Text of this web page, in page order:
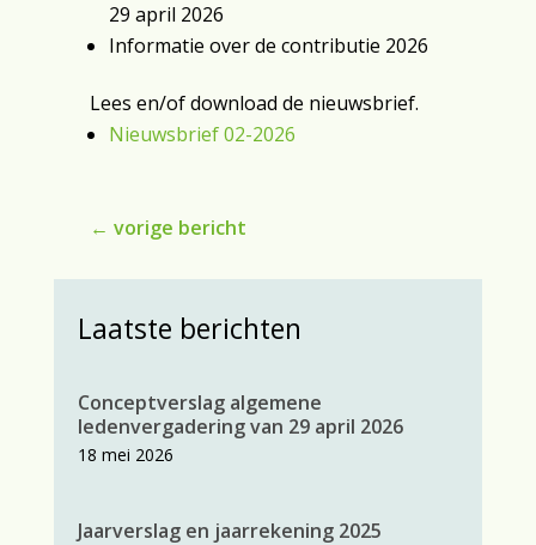
29 april 2026
Informatie over de contributie 2026
Lees en/of download de nieuwsbrief.
Nieuwsbrief 02-2026
← vorige bericht
Laatste berichten
Conceptverslag algemene
ledenvergadering van 29 april 2026
18 mei 2026
Jaarverslag en jaarrekening 2025